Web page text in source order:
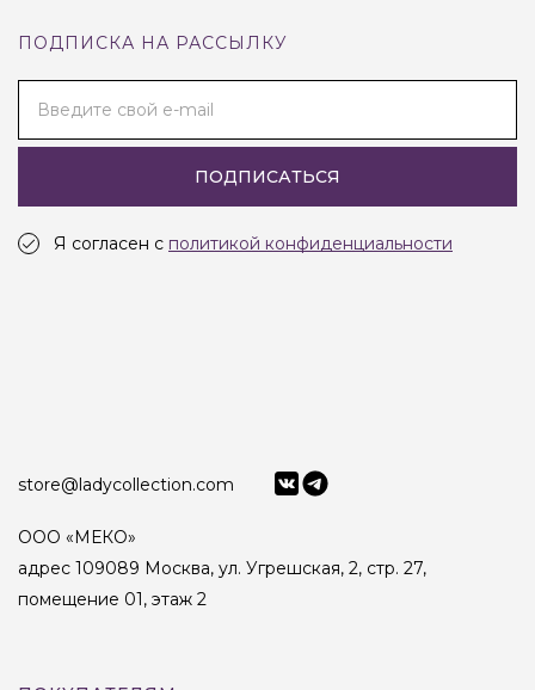
ПОДПИСКА НА РАССЫЛКУ
Введите свой e-mail
ПОДПИСАТЬСЯ
Я согласен с политикой конфиденциальности
store@ladycollection.com
ООО «МЕКО»
адрес 109089 Москва, ул. Угрешская, 2, стр. 27,
помещение 01, этаж 2